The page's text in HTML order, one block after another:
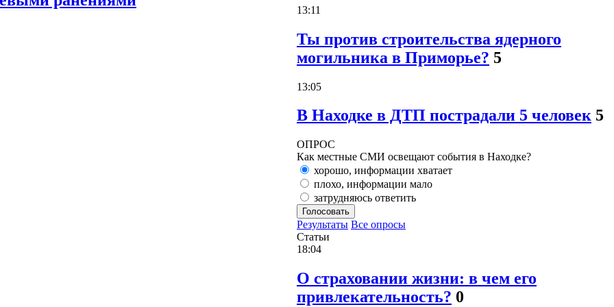
13:11
Ты против строительства ядерного
могильника в Приморье? 5
13:05
В Находке в ДТП пострадали 5 человек 5
ОПРОС
Как местные СМИ освещают события в Находке?
хорошо, информации хватает
плохо, информации мало
затрудняюсь ответить
Голосовать
Результаты Все опросы
Статьи
18:04
О страховании жизни: в чем его
привлекательность? 0